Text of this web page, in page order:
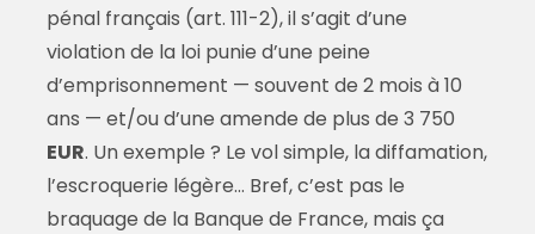
pénal français (art. 111-2), il s’agit d’une
violation de la loi punie d’une peine
d’emprisonnement — souvent de 2 mois à 10
ans — et/ou d’une amende de plus de 3 750
EUR. Un exemple ? Le vol simple, la diffamation,
l’escroquerie légère… Bref, c’est pas le
braquage de la Banque de France, mais ça